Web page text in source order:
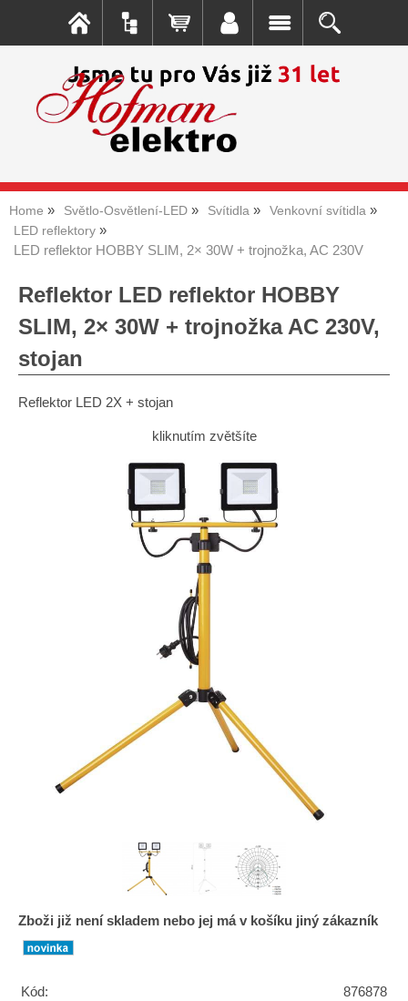
Home Světlo-Osvětlení-LED Svítidla
Venkovní svítidla
LED reflektory
LED reflektor HOBBY SLIM, 2× 30W + trojnožka, AC 230V
Reflektor LED reflektor HOBBY
SLIM, 2× 30W + trojnožka AC 230V,
stojan
Reflektor LED 2X + stojan
kliknutím zvětšíte
Zboži již není skladem nebo jej má v košíku jiný zákazník
Kód: 876878